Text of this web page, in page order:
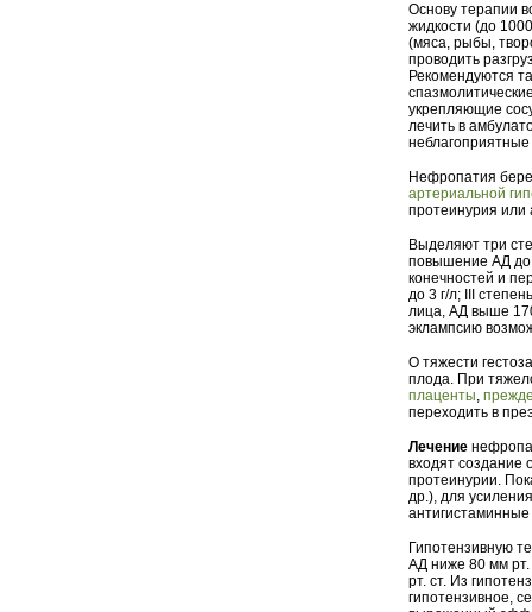
Основу терапии
жидкости (до
(мяса, рыбы,
проводить
Рекомендуются
укрепляющие
лечить в
Нефропатия
артериальной
протеинурия или
Выделяют три
повышение АД до
конечностей и
до 3 г/л; III
лица, АД выше
эклампсию
О тяжести
плода. При
плаценты,
переходить в
Лечение
входят создание
протеинурии.
др.), для
Гипотензивную
АД ниже 80 мм рт.
рт. ст. Из
гипотензивное,